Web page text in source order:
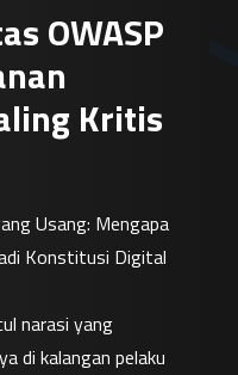
OWASP
Kritis
Usang: Mengapa
Konstitusi Digital
narasi yang
di kalangan pelaku